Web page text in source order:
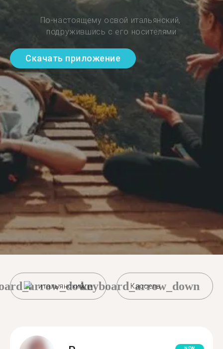
По-настоящему освой итальянский,
подружившись с его носителями
Скачать приложение
итальянский Кассель
keyboard_arrow_down